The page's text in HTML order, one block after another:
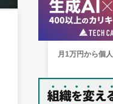
月1万円から個